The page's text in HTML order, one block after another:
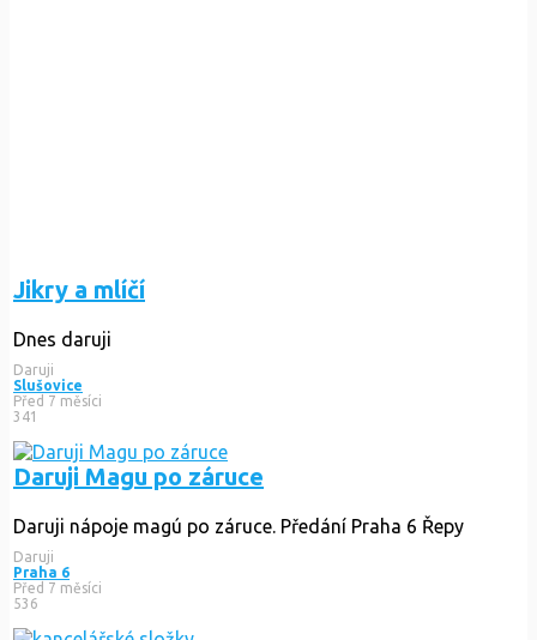
Jikry a mlíčí
Dnes daruji
Daruji
Slušovice
Před 7 měsíci
341
Daruji Magu po záruce
Daruji nápoje magú po záruce. Předání Praha 6 Řepy
Daruji
Praha 6
Před 7 měsíci
536